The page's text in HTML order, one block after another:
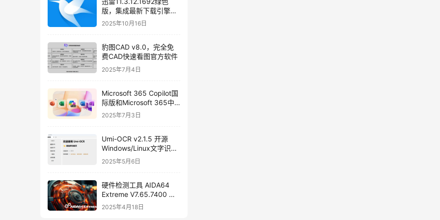
版，集成最新下载引擎
SDK 2.86.100.57
2025年10月16日
豹图CAD v8.0，完全免
费CAD快速看图官方软件
2025年7月4日
Microsoft 365 Copilot国
际版和Microsoft 365中
国安卓版免费下载
2025年7月3日
Umi-OCR v2.1.5 开源
Windows/Linux文字识别
软件，支持批量截图
OCR、文档、二维码识别
2025年5月6日
硬件检测工具 AIDA64
Extreme V7.65.7400 绿
色中文免安装版
2025年4月18日